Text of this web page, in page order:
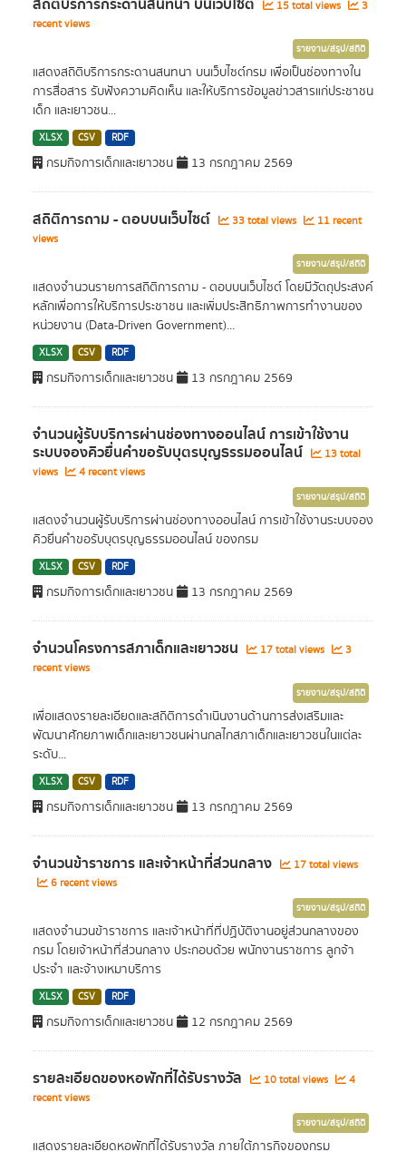
15 total views
3
recent views
รายงาน/สรุป/สถิติ
แสดงสถิติบริการกระดานสนทนา บนเว็บไซต์กรม เพื่อเป็นช่องทางใน
การสื่อสาร รับฟังความคิดเห็น และให้บริการข้อมูลข่าวสารแก่ประชาชน
เด็ก และเยาวชน...
XLSX CSV RDF
กรมกิจการเด็กและเยาวชน 13 กรกฎาคม 2569
สถิติการถาม - ตอบบนเว็บไซต์ 33 total views
11 recent
views
รายงาน/สรุป/สถิติ
แสดงจำนวนรายการสถิติการถาม - ตอบบนเว็บไซต์ โดยมีวัตถุประสงค์
หลักเพื่อการให้บริการประชาชน และเพิ่มประสิทธิภาพการทำงานของ
หน่วยงาน (Data-Driven Government)...
XLSX CSV RDF
กรมกิจการเด็กและเยาวชน 13 กรกฎาคม 2569
จำนวนผู้รับบริการผ่านช่องทางออนไลน์ การเข้าใช้งาน
ระบบจองคิวยื่นคำขอรับบุตรบุญธรรมออนไลน์
13 total
views
4 recent views
รายงาน/สรุป/สถิติ
แสดงจำนวนผู้รับบริการผ่านช่องทางออนไลน์ การเข้าใช้งานระบบจอง
คิวยื่นคำขอรับบุตรบุญธรรมออนไลน์ ของกรม
XLSX CSV RDF
กรมกิจการเด็กและเยาวชน 13 กรกฎาคม 2569
จำนวนโครงการสภาเด็กและเยาวชน 17 total views
3
recent views
รายงาน/สรุป/สถิติ
เพื่อแสดงรายละเอียดและสถิติการดำเนินงานด้านการส่งเสริมและ
พัฒนาศักยภาพเด็กและเยาวชนผ่านกลไกสภาเด็กและเยาวชนในแต่ละ
ระดับ...
XLSX CSV RDF
กรมกิจการเด็กและเยาวชน 13 กรกฎาคม 2569
จำนวนข้าราชการ และเจ้าหน้าที่ส่วนกลาง
17 total views
6 recent views
รายงาน/สรุป/สถิติ
แสดงจำนวนข้าราชการ และเจ้าหน้าที่ที่ปฏิบัติงานอยู่ส่วนกลางของ
กรม โดยเจ้าหน้าที่ส่วนกลาง ประกอบด้วย พนักงานราชการ ลูกจ้า
ประจำ และจ้างเหมาบริการ
XLSX CSV RDF
กรมกิจการเด็กและเยาวชน 12 กรกฎาคม 2569
รายละเอียดของหอพักที่ได้รับรางวัล 10 total views
4
recent views
รายงาน/สรุป/สถิติ
แสดงรายละเอียดหอพัักที่ได้รับรางวัล ภายใต้ภารกิจของกรม